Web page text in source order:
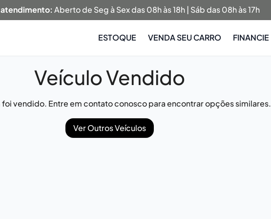
Aberto de Seg à Sex das 08h às 18h | Sáb das 08h às 17h
ESTOQUE VENDA SEU CARRO FINANCIE
Veículo Vendido
foi vendido. Entre em contato conosco para encontrar opções similares.
Ver Outros Veículos